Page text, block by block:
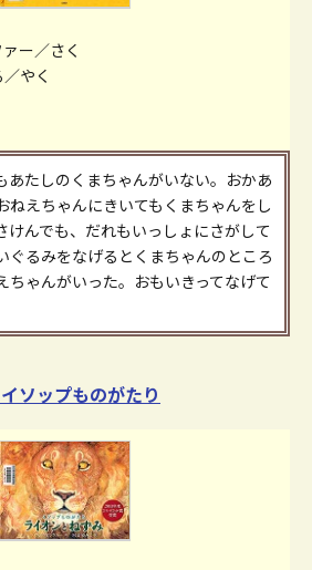
ー／さく
やく
あたしのくまちゃんがいない。おかあ
ねえちゃんにきいてもくまちゃんをし
けんでも、だれもいっしょにさがして
ぐるみをなげるとくまちゃんのところ
ちゃんがいった。おもいきってなげて
ソップものがたり